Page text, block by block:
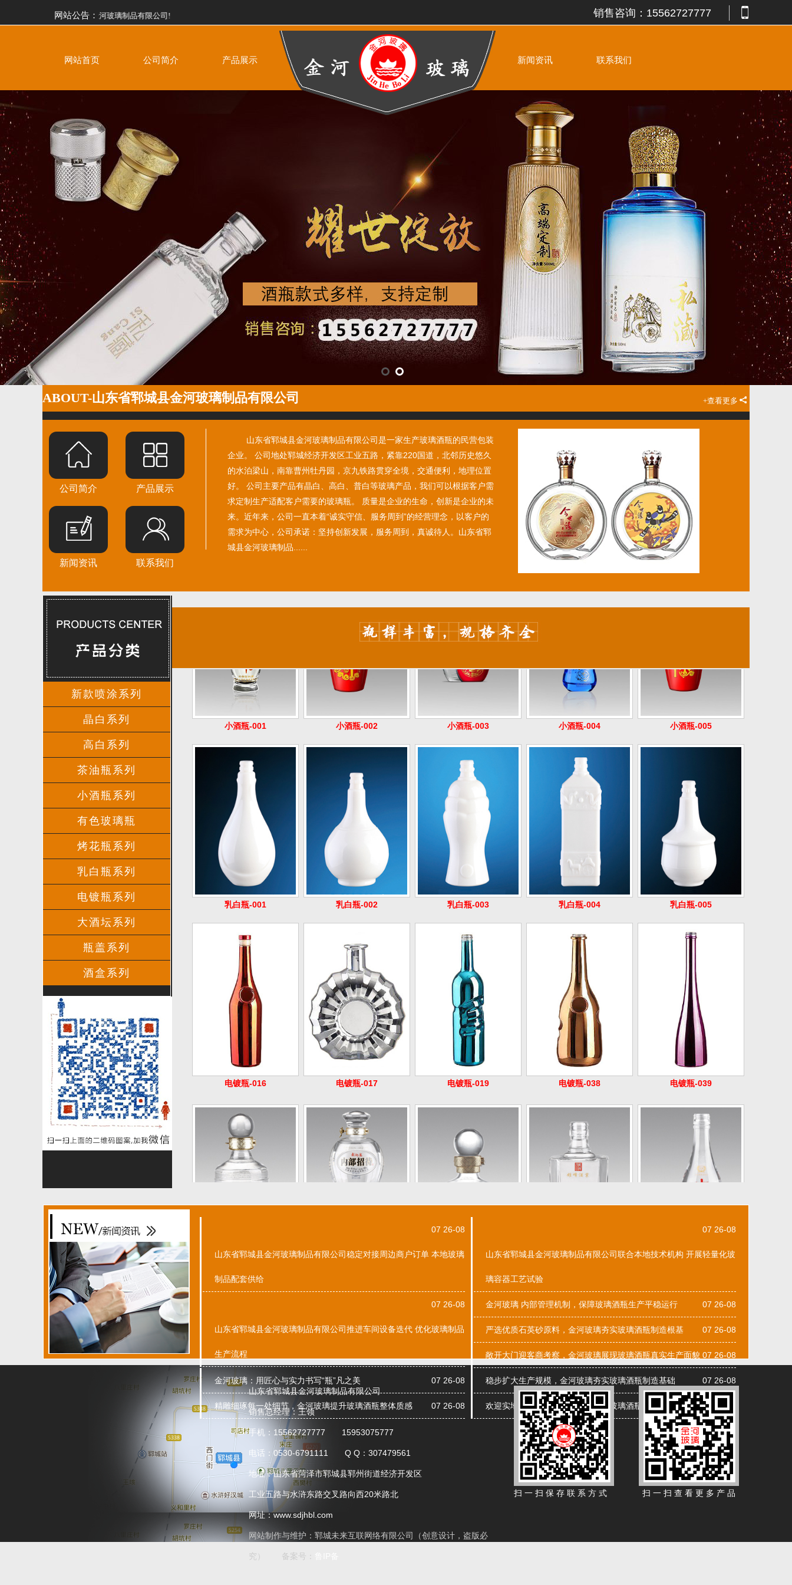
网站公告：
迎莅临山东省郓城县金河玻璃制品有限公司! 销售咨询： 15562727777
网站首页 公司简介 产品展示 新闻资讯 联系我们
ABOUT-山东省郓城县金河玻璃制品有限公司 +查看更多
公司简介 产品展示
新闻资讯 联系我们
山东省郓城县金河玻璃制品有限公司是一家生产玻璃酒瓶的民营包装
企业。 公司地处郓城经济开发区工业五路，紧靠220国道，北邻历史悠久
的水泊梁山，南靠曹州牡丹园，京九铁路贯穿全境，交通便利，地理位置
好。 公司主要产品有晶白、高白、普白等玻璃产品，我们可以根据客户需
求定制生产适配客户需要的玻璃瓶。 质量是企业的生命，创新是企业的未
来。近年来，公司一直本着“诚实守信、服务周到”的经营理念，以客户的
需求为中心，公司承诺：坚持创新发展，服务周到，真诚待人。 ​山东省郓
城县金河玻璃制品......
新款喷涂系列
晶白系列
高白系列
茶油瓶系列
小酒瓶系列
有色玻璃瓶
烤花瓶系列
乳白瓶系列
电镀瓶系列
大酒坛系列
瓶盖系列
酒盒系列
晶白瓶-004 晶白瓶-005
高白瓶-001 高白瓶-002 高白瓶-003 高白瓶-004 高白瓶-005
茶油瓶-001 茶油瓶-002 茶油瓶-003 茶油瓶-004
乳白瓶-003 乳白瓶-005
电镀瓶-016 电镀瓶-017 电镀瓶-019 电镀瓶-038 电镀瓶-039
酒盒-001
07 26-08
山东省郓城县金河玻璃制品有限公司稳定对接周边商户订单 本地玻璃
制品配套供给
07 26-08
山东省郓城县金河玻璃制品有限公司联合本地技术机构 开展轻量化玻
璃容器工艺试验
07 26-08
山东省郓城县金河玻璃制品有限公司推进车间设备迭代 优化玻璃制品
生产流程
07 26-08
金河玻璃 内部管理机制，保障玻璃酒瓶生产平稳运行
07 26-08
严选优质石英砂原料，金河玻璃夯实玻璃酒瓶制造根基
07 26-08
敞开大门迎客商考察，金河玻璃展现玻璃酒瓶真实生产面貌
07 26-08
金河玻璃：用匠心与实力书写“瓶”凡之美 07 26-08
稳步扩大生产规模，金河玻璃夯实玻璃酒瓶制造基础
07 26-08
精雕细琢每一处细节，金河玻璃提升玻璃酒瓶整体质感 07 26-08
欢迎实地考察验厂，金河玻璃展现玻璃酒瓶真实生产面貌
山东省郓城县金河玻璃制品有限公司
销售总经理：王领
手机：15562727777 15953075777
电话：0530-6791111 Q Q：307479561
地址：山东省菏泽市郓城县郓州街道经济开发区
工业五路与水浒东路交叉路向西20米路北
网址：www.sdjhbl.com
网站制作与维护： 郓城未来互联网络有限公司 （创意设计，盗版必
究） 备案号：
扫 一 扫 保 存 联 系 方 式 扫 一 扫 查 看 更 多 产 品